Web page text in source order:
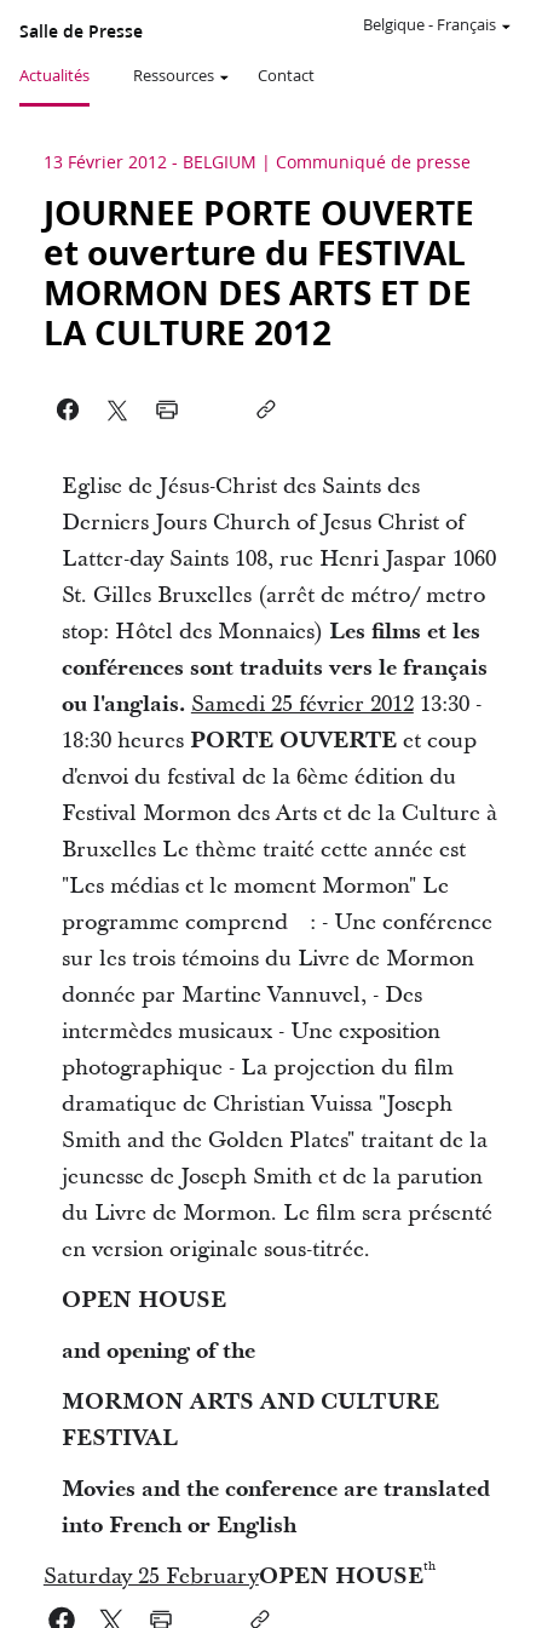
Salle de Presse
Actualités Ressources Contact
Belgique- Français
13 Février 2012 - BELGIUM Communiqué de presse
JOURNEE PORTE OUVERTE
et ouverture du FESTIVAL
MORMON DES ARTS ET DE
LA CULTURE 2012
Eglise de Jésus-Christ des Saints des
Derniers Jours Church of Jesus Christ of
Latter-day Saints 108, rue Henri Jaspar 1060
St. Gilles Bruxelles (arrêt de métro/ metro
stop: Hôtel des Monnaies) Les films et les
conférences sont traduits vers le français
ou l'anglais. Samedi 25 février 201213:30 -
18:30 heures PORTE OUVERTEet coup
d'envoi du festival de la 6ème édition du
Festival Mormon des Arts et de la Culture à
Bruxelles Le thème traité cette année est
"Les médias et le moment Mormon" Le
programme comprend : - Une conférence
sur les trois témoins du Livre de Mormon
donnée par Martine Vannuvel, - Des
intermèdes musicaux - Une exposition
photographique - La projection du film
dramatique de Christian Vuissa "Joseph
Smith and the Golden Plates" traitant de la
jeunesse de Joseph Smith et de la parution
du Livre de Mormon. Le film sera présenté
en version originale sous-titrée.
OPEN HOUSE
and opening of the
MORMON ARTS AND CULTURE
FESTIVAL
Movies and the conference are translated
into French or English
Saturday 25 FebruaryOPEN HOUSEth